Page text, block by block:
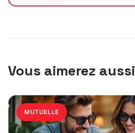
Vous aimerez aussi
MUTUELLE